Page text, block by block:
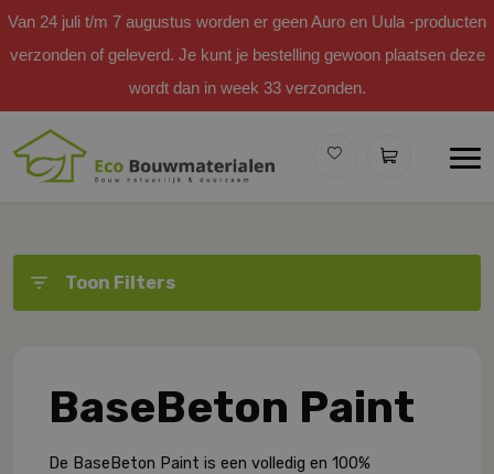
Van 24 juli t/m 7 augustus worden er geen Auro en Uula -producten
verzonden of geleverd. Je kunt je bestelling gewoon plaatsen deze
wordt dan in week 33 verzonden.
Toon Filters
BaseBeton Paint
De BaseBeton Paint is een volledig en 100%